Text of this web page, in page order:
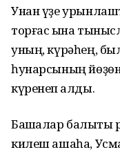
Унан үҙе
торғас ҡына
уның, күрәһең,
һунарсының
күренеп ҡалды.
Башҡалар балыҡты
килеш ашаһа,